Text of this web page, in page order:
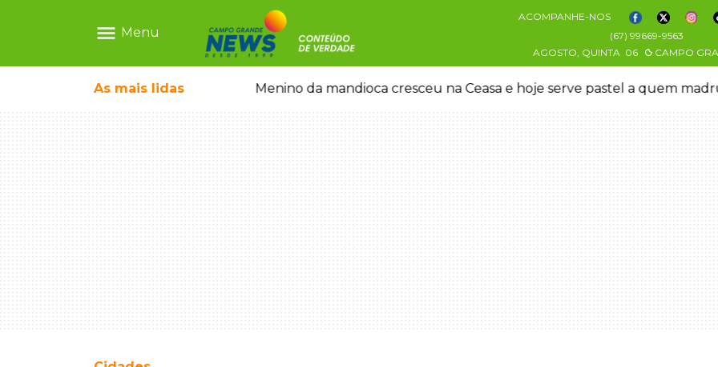
menu Menu
ACOMPANHE-NOS
(67) 99669-9563
AGOSTO, QUINTA 06 CAMPO
As mais lidas
show gratuito na Feira Central Menino da mandioca cresceu na Ceasa e hoje serve pastel a quem